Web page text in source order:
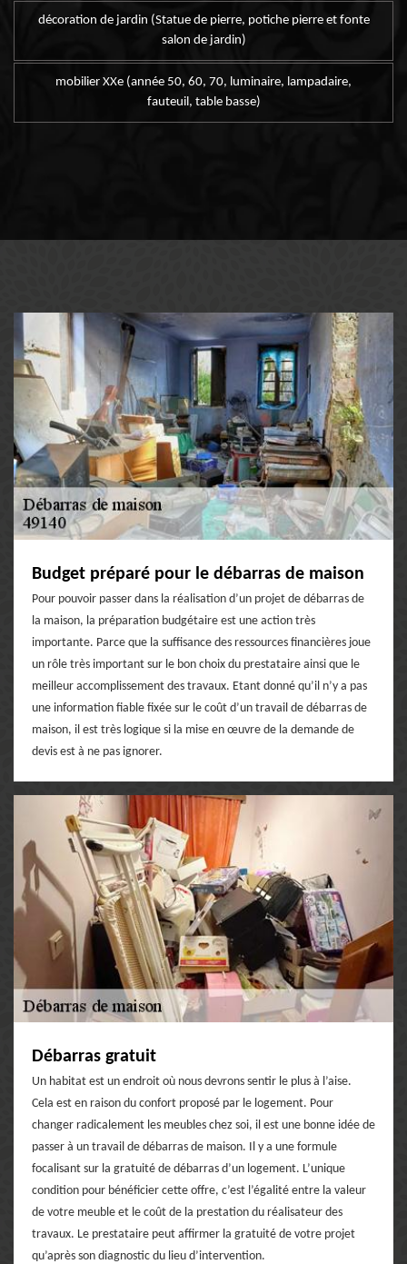
décoration de jardin (Statue de pierre, potiche pierre et fonte
salon de jardin)
mobilier XXe (année 50, 60, 70, luminaire, lampadaire,
fauteuil, table basse)
Budget préparé pour le débarras de maison
Pour pouvoir passer dans la réalisation d’un projet de débarras de
la maison, la préparation budgétaire est une action très
importante. Parce que la suffisance des ressources financières joue
un rôle très important sur le bon choix du prestataire ainsi que le
meilleur accomplissement des travaux. Etant donné qu’il n’y a pas
une information fiable fixée sur le coût d’un travail de débarras de
maison, il est très logique si la mise en œuvre de la demande de
devis est à ne pas ignorer.
Débarras gratuit
Un habitat est un endroit où nous devrons sentir le plus à l’aise.
Cela est en raison du confort proposé par le logement. Pour
changer radicalement les meubles chez soi, il est une bonne idée de
passer à un travail de débarras de maison. Il y a une formule
focalisant sur la gratuité de débarras d’un logement. L’unique
condition pour bénéficier cette offre, c’est l’égalité entre la valeur
de votre meuble et le coût de la prestation du réalisateur des
travaux. Le prestataire peut affirmer la gratuité de votre projet
qu’après son diagnostic du lieu d’intervention.